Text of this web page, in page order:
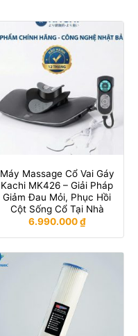
Máy Massage Cổ Vai Gáy
Kachi MK426 – Giải Pháp
Giảm Đau Mỏi, Phục Hồi
Cột Sống Cổ Tại Nhà
6.990.000₫